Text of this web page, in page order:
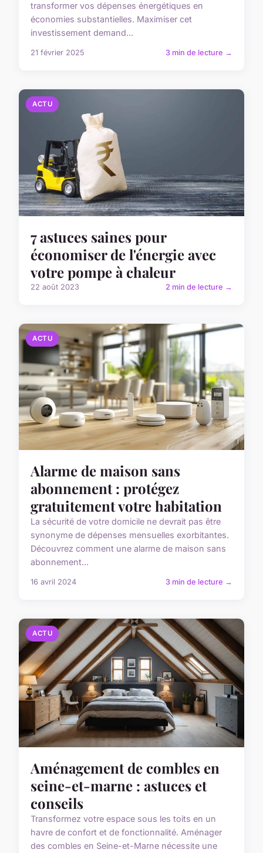
transformer vos dépenses énergétiques en
économies substantielles. Maximiser cet
investissement demand...
21 février 2025 3 min de lecture →
ACTU
7 astuces saines pour
économiser de l'énergie avec
votre pompe à chaleur
22 août 2023 2 min de lecture →
ACTU
Alarme de maison sans
abonnement : protégez
gratuitement votre habitation
La sécurité de votre domicile ne devrait pas être
synonyme de dépenses mensuelles exorbitantes.
Découvrez comment une alarme de maison sans
abonnement...
16 avril 2024 3 min de lecture →
ACTU
Aménagement de combles en
seine-et-marne : astuces et
conseils
Transformez votre espace sous les toits en un
havre de confort et de fonctionnalité. Aménager
des combles en Seine-et-Marne nécessite une